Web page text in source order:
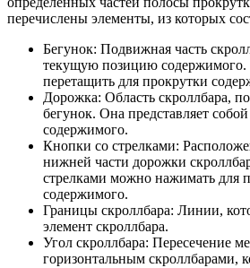
перечислены элементы, из которых
Бегунок: Подвижная часть
текущую позицию
перетащить для прокрутки
Дорожка: Область скроллбара,
бегунок. Она представляет
содержимого.
Кнопки со стрелками:
нижней части дорожки
стрелками можно нажимать для
содержимого.
Границы скроллбара: Линии,
элемент скроллбара.
Угол скроллбара: Пересечение
горизонтальным скроллбарами,